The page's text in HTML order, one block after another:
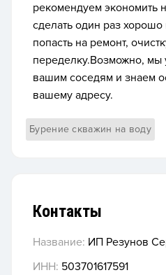
рекомендуем экономить
сделать один раз
попасть на ремонт,
переделку.Возможно, мы
вашим соседям и знаем
вашему адресу.
Бурение скважин на воду
Контакты
Название: ИП Резунов
ИНН: 503701617591